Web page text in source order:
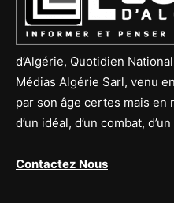
d’Algérie, Quotidien
Médias Algérie Sarl, venu
par son âge certes mais en
d’un idéal, d’un combat,
Contactez Nous